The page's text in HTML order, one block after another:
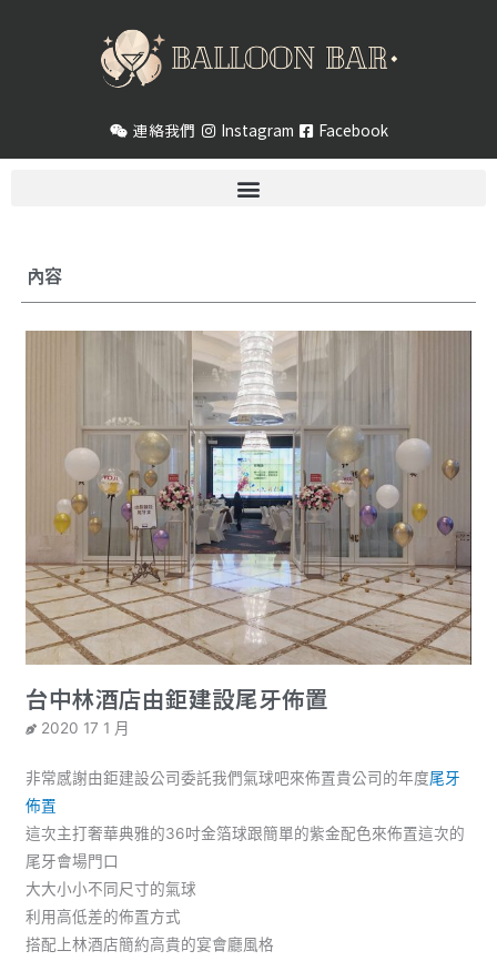
連絡我們 Instagram Facebook
內容
台中林酒店由鉅建設尾牙佈置
2020 17 1 月
非常感謝由鉅建設公司委託我們氣球吧來佈置貴公司的年度尾牙
佈置
這次主打奢華典雅的36吋金箔球跟簡單的紫金配色來佈置這次的
尾牙會場門口
大大小小不同尺寸的氣球
利用高低差的佈置方式
搭配上林酒店簡約高貴的宴會廳風格